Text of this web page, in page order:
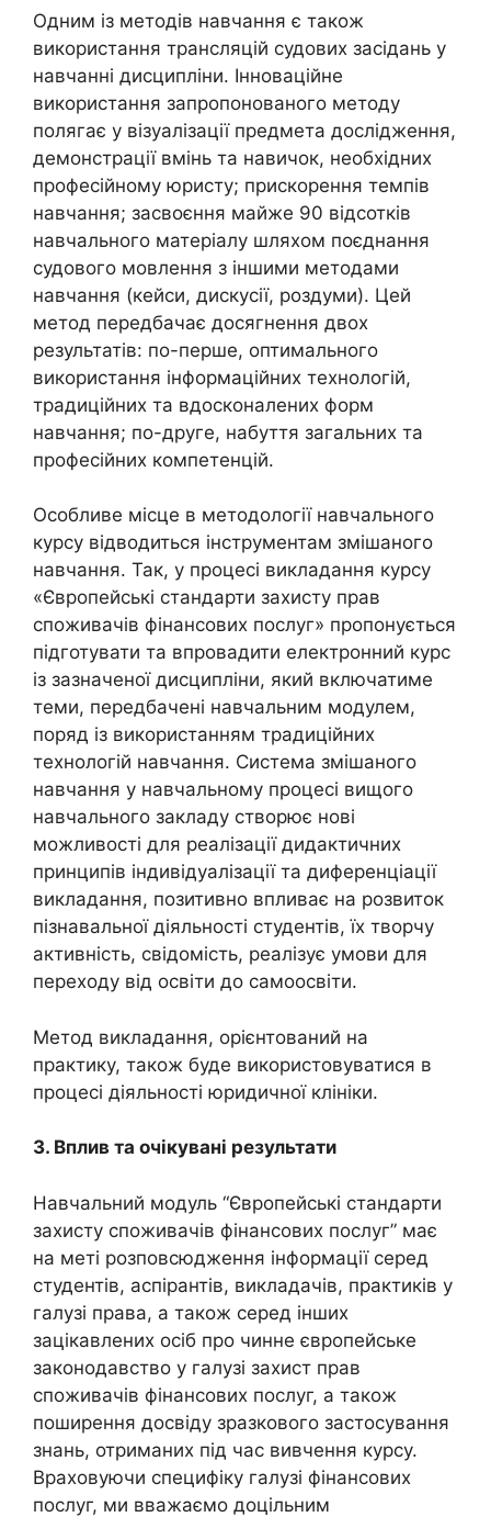
Одним із методів навчання є також
використання трансляцій судових засідань у
навчанні дисципліни. Інноваційне
використання запропонованого методу
полягає у візуалізації предмета дослідження,
демонстрації вмінь та навичок, необхідних
професійному юристу; прискорення темпів
навчання; засвоєння майже 90 відсотків
навчального матеріалу шляхом поєднання
судового мовлення з іншими методами
навчання (кейси, дискусії, роздуми). Цей
метод передбачає досягнення двох
результатів: по-перше, оптимального
використання інформаційних технологій,
традиційних та вдосконалених форм
навчання; по-друге, набуття загальних та
професійних компетенцій.
Особливе місце в методології навчального
курсу відводиться інструментам змішаного
навчання. Так, у процесі викладання курсу
«Європейські стандарти захисту прав
споживачів фінансових послуг» пропонується
підготувати та впровадити електронний курс
із зазначеної дисципліни, який включатиме
теми, передбачені навчальним модулем,
поряд із використанням традиційних
технологій навчання. Система змішаного
навчання у навчальному процесі вищого
навчального закладу створює нові
можливості для реалізації дидактичних
принципів індивідуалізації та диференціації
викладання, позитивно впливає на розвиток
пізнавальної діяльності студентів, їх творчу
активність, свідомість, реалізує умови для
переходу від освіти до самоосвіти.
Метод викладання, орієнтований на
практику, також буде використовуватися в
процесі діяльності юридичної клініки.
3. Вплив та очікувані результати
Навчальний модуль “Європейські стандарти
захисту споживачів фінансових послуг” має
на меті розповсюдження інформації серед
студентів, аспірантів, викладачів, практиків у
галузі права, а також серед інших
зацікавлених осіб про чинне європейське
законодавство у галузі захист прав
споживачів фінансових послуг, а також
поширення досвіду зразкового застосування
знань, отриманих під час вивчення курсу.
Враховуючи специфіку галузі фінансових
послуг, ми вважаємо доцільним